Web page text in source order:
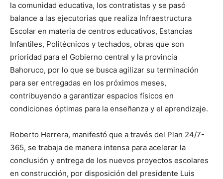
la comunidad educativa, los contratistas y se pasó
balance a las ejecutorias que realiza Infraestructura
Escolar en materia de centros educativos, Estancias
Infantiles, Politécnicos y techados, obras que son
prioridad para el Gobierno central y la provincia
Bahoruco, por lo que se busca agilizar su terminación
para ser entregadas en los próximos meses,
contribuyendo a garantizar espacios físicos en
condiciones óptimas para la enseñanza y el aprendizaje.
Roberto Herrera, manifestó que a través del Plan 24/7-
365, se trabaja de manera intensa para acelerar la
conclusión y entrega de los nuevos proyectos escolares
en construcción, por disposición del presidente Luis